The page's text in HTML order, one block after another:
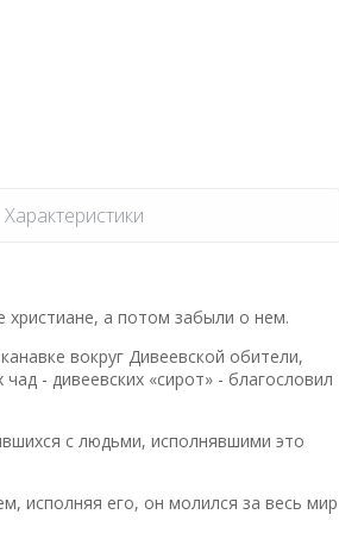
Характеристики
христиане, а потом забыли о нем.
вокруг Дивеевской обители,
- дивеевских «сирот» - благословил
с людьми, исполнявшими это
исполняя его, он молился за весь мир